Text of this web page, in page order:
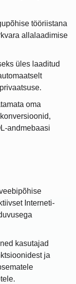
tööriistana
allalaadimise
üles laaditud
oma
andmebaasi
Interneti-
kasutajad
ja